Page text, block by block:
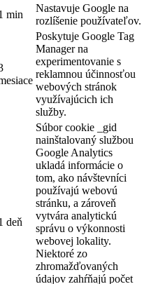
min
Nastavuje Google na
rozlíšenie používateľov.
Poskytuje Google Tag
Manager na
experimentovanie s
reklamnou účinnosťou
webových stránok
využívajúcich ich
služby.
deň
Súbor cookie _gid
nainštalovaný službou
Google Analytics
ukladá informácie o
tom, ako návštevníci
používajú webovú
stránku, a zároveň
vytvára analytickú
správu o výkonnosti
webovej lokality.
Niektoré zo
zhromažďovaných
údajov zahŕňajú počet